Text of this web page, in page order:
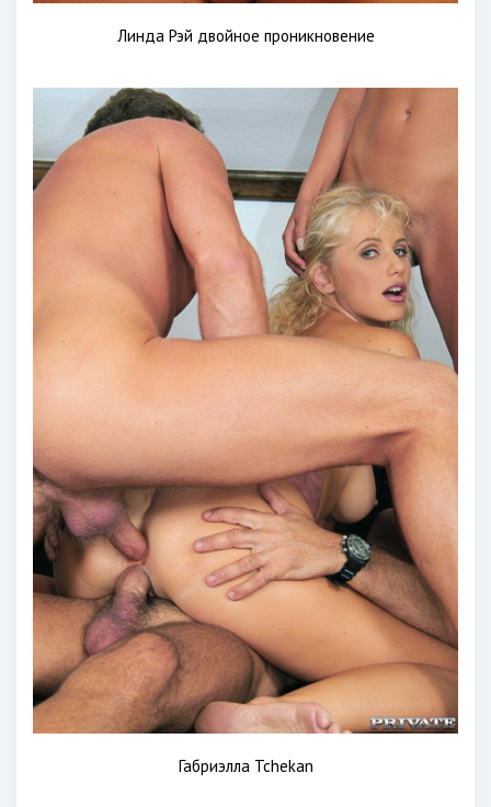
Линда Рэй двойное проникновение
Габриэлла Tchekan